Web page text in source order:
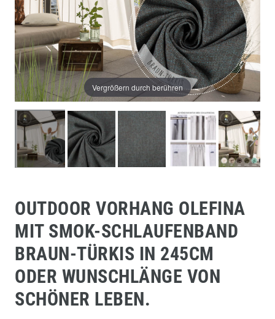
Vergrößern durch berühren
OUTDOOR VORHANG OLEFINA
MIT SMOK-SCHLAUFENBAND
BRAUN-TÜRKIS IN 245CM
ODER WUNSCHLÄNGE VON
SCHÖNER LEBEN.